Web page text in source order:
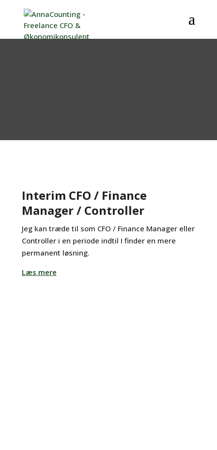
Interim CFO / Finance
Manager / Controller
Jeg kan træde til som CFO / Finance Manager eller
Controller i en periode indtil I finder en mere
permanent løsning.
Læs mere